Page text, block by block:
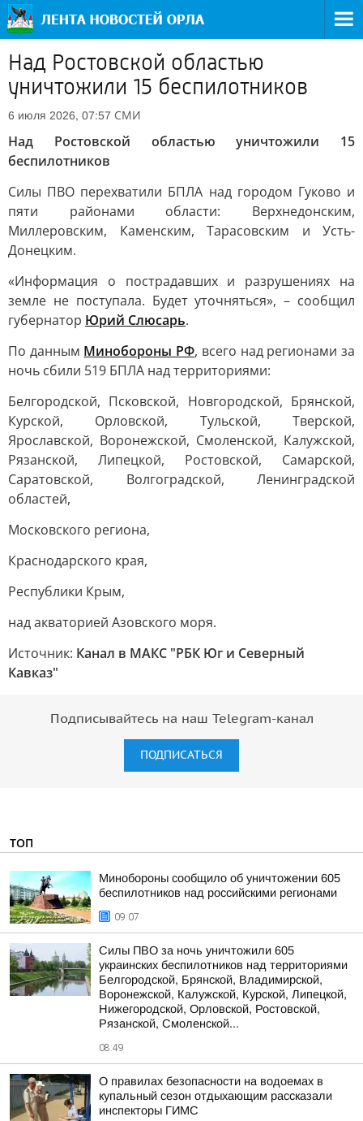
Над Ростовской областью
уничтожили 15 беспилотников
6 июля 2026, 07:57 СМИ
Над Ростовской областью уничтожили 15
беспилотников
Силы ПВО перехватили БПЛА над городом Гуково и
пяти районами области: Верхнедонским,
Миллеровским, Каменским, Тарасовским и Усть-
Донецким.
«Информация о пострадавших и разрушениях на
земле не поступала. Будет уточняться», – сообщил
губернатор Юрий Слюсарь.
По данным Минобороны РФ, всего над регионами за
ночь сбили 519 БПЛА над территориями:
Белгородской, Псковской, Новгородской, Брянской,
Курской, Орловской, Тульской, Тверской,
Ярославской, Воронежской, Смоленской, Калужской,
Рязанской, Липецкой, Ростовской, Самарской,
Саратовской, Волгоградской, Ленинградской
областей,
Московского региона,
Краснодарского края,
Республики Крым,
над акваторией Азовского моря.
Источник: Канал в МАКС "РБК Юг и Северный
Кавказ"
Подписывайтесь на наш Telegram-канал
ПОДПИСАТЬСЯ
ТОП
Минобороны сообщило об уничтожении 605
беспилотников над российскими регионами
09:07
Силы ПВО за ночь уничтожили 605
украинских беспилотников над территориями
Белгородской, Брянской, Владимирской,
Воронежской, Калужской, Курской, Липецкой,
Нижегородской, Орловской, Ростовской,
Рязанской, Смоленской...
08:49
О правилах безопасности на водоемах в
купальный сезон отдыхающим рассказали
инспекторы ГИМС